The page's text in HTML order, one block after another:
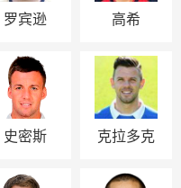
罗宾逊 高希
史密斯 克拉多克